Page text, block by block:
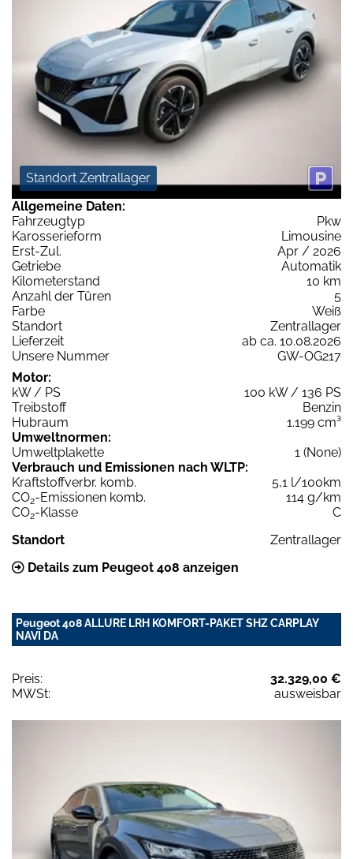
Standort Zentrallager
Allgemeine Daten:
Fahrzeugtyp
Pkw
Karosserieform
Limousine
Erst-Zul.
Apr / 2026
Getriebe
Automatik
Kilometerstand
10 km
Anzahl der Türen
5
Farbe
Weiß
Standort
Zentrallager
Lieferzeit
ab ca. 10.08.2026
Unsere Nummer
GW-OG217
Motor:
kW / PS
100 kW / 136 PS
Treibstoff
Benzin
Hubraum
1.199 cm³
Umweltnormen:
Umweltplakette
1 (None)
Verbrauch und Emissionen nach WLTP:
Kraftstoffverbr. komb.
5,1 l/100km
CO2-Emissionen komb.
114 g/km
CO2-Klasse
C
Standort
Zentrallager
Details zum Peugeot 408 anzeigen
Peugeot 408 ALLURE LRH KOMFORT-PAKET SHZ CARPLAY
NAVI DA
Preis:
32.329,00 €
MWSt:
ausweisbar